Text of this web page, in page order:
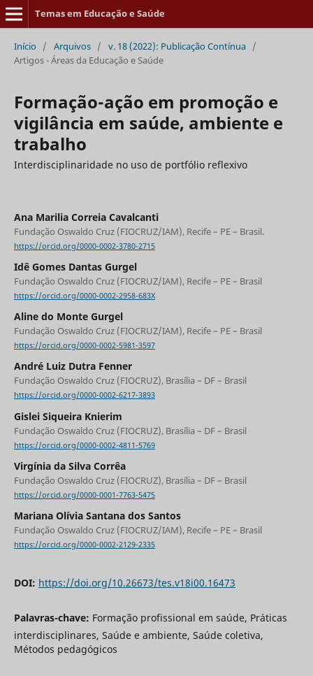
Temas em Educação e Saúde
Início / Arquivos / v. 18 (2022): Publicação Contínua /
Artigos - Áreas da Educação e Saúde
Formação-ação em promoção e
vigilância em saúde, ambiente e
trabalho
Interdisciplinaridade no uso de portfólio reflexivo
Ana Marilia Correia Cavalcanti
Fundação Oswaldo Cruz (FIOCRUZ/IAM), Recife – PE – Brasil.
https://orcid.org/0000-0002-3780-2715
Idê Gomes Dantas Gurgel
Fundação Oswaldo Cruz (FIOCRUZ/IAM), Recife – PE – Brasil
https://orcid.org/0000-0002-2958-683X
Aline do Monte Gurgel
Fundação Oswaldo Cruz (FIOCRUZ/IAM), Recife – PE – Brasil
https://orcid.org/0000-0002-5981-3597
André Luiz Dutra Fenner
Fundação Oswaldo Cruz (FIOCRUZ), Brasília – DF – Brasil
https://orcid.org/0000-0002-6217-3893
Gislei Siqueira Knierim
Fundação Oswaldo Cruz (FIOCRUZ), Brasília – DF – Brasil
https://orcid.org/0000-0002-4811-5769
Virgínia da Silva Corrêa
Fundação Oswaldo Cruz (FIOCRUZ), Brasília – DF – Brasil
https://orcid.org/0000-0001-7763-5475
Mariana Olívia Santana dos Santos
Fundação Oswaldo Cruz (FIOCRUZ/IAM), Recife – PE – Brasil
https://orcid.org/0000-0002-2129-2335
DOI: https://doi.org/10.26673/tes.v18i00.16473
Palavras-chave: Formação profissional em saúde, Práticas
interdisciplinares, Saúde e ambiente, Saúde coletiva,
Métodos pedagógicos